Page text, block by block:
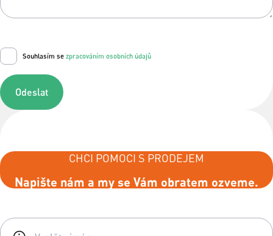
Souhlasím se zpracováním osobních údajů
Odeslat
CHCI POMOCI S PRODEJEM
Napište nám a my se Vám obratem ozveme.